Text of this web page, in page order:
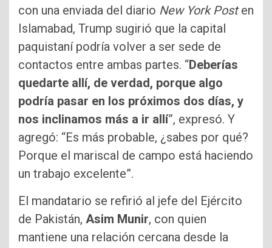
con una enviada del diario New York Posten
Islamabad, Trump sugirió que la capital
paquistaní podría volver a ser sede de
contactos entre ambas partes. “Deberías
quedarte allí, de verdad, porque algo
podría pasar en los próximos dos días, y
nos inclinamos más a ir allí”, expresó. Y
agregó: “Es más probable, ¿sabes por qué?
Porque el mariscal de campo está haciendo
un trabajo excelente”.
El mandatario se refirió al jefe del Ejército
de Pakistán, Asim Munir, con quien
mantiene una relación cercana desde la